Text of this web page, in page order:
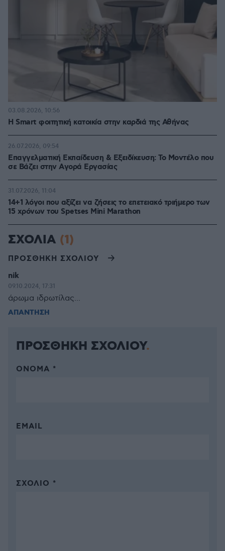
Η Smart φοιτητική κατοικία στην καρδιά της Αθήνας
03.08.2026, 10:56
Επαγγελματική Εκπαίδευση & Εξειδίκευση: Το Mοντέλο που
σε Bάζει στην Aγορά Eργασίας
26.07.2026, 09:54
14+1 λόγοι που αξίζει να ζήσεις το επετειακό τριήμερο των
15 χρόνων του Spetses Mini Marathon
31.07.2026, 11:04
ΣΧΟΛΙΑ (1)
ΠΡΟΣΘΗΚΗ ΣΧΟΛΙΟΥ
nik
09.10.2024, 17:31
άρωμα ιδρωτίλας...
ΑΠΑΝΤΗΣΗ
ΠΡΟΣΘΗΚΗ ΣΧΟΛΙΟΥ
ΌΝΟΜΑ *
EMAIL
ΣΧΌΛΙΟ *